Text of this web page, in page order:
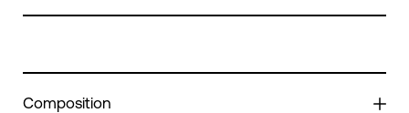
Composition